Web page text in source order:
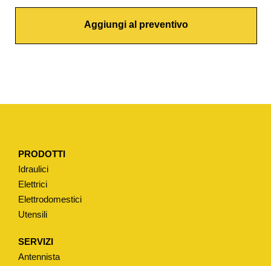
T
C
P
M
X
T
P
O
Aggiungi al preventivo
PRODOTTI
Idraulici
Elettrici
Elettrodomestici
Utensili
SERVIZI
Antennista